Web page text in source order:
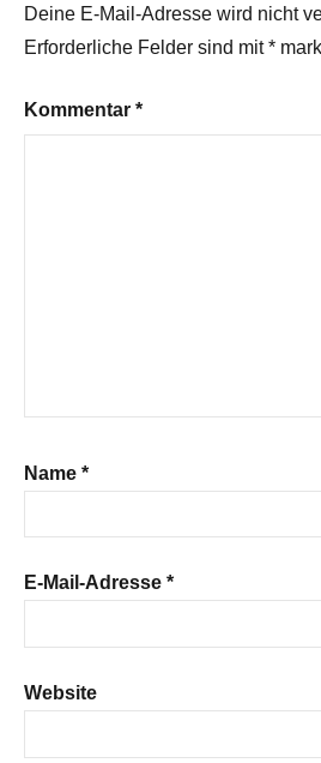
Deine E-Mail-Adresse wird nicht
Erforderliche Felder sind mit*
Kommentar *
Name *
E-Mail-Adresse *
Website